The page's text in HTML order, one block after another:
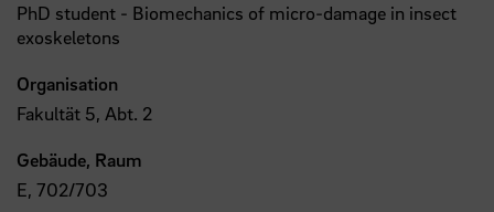
PhD student - Biomechanics of micro-damage in insect
exoskeletons
Organisation
Fakultät 5, Abt. 2
Gebäude, Raum
E, 702/703